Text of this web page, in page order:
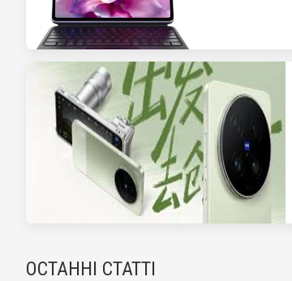
ОСТАННІ СТАТТІ